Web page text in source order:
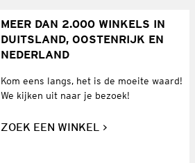
MEER DAN 2.000 WINKELS IN
DUITSLAND, OOSTENRIJK EN
NEDERLAND
Kom eens langs, het is de moeite waard!
We kijken uit naar je bezoek!
ZOEK EEN WINKEL